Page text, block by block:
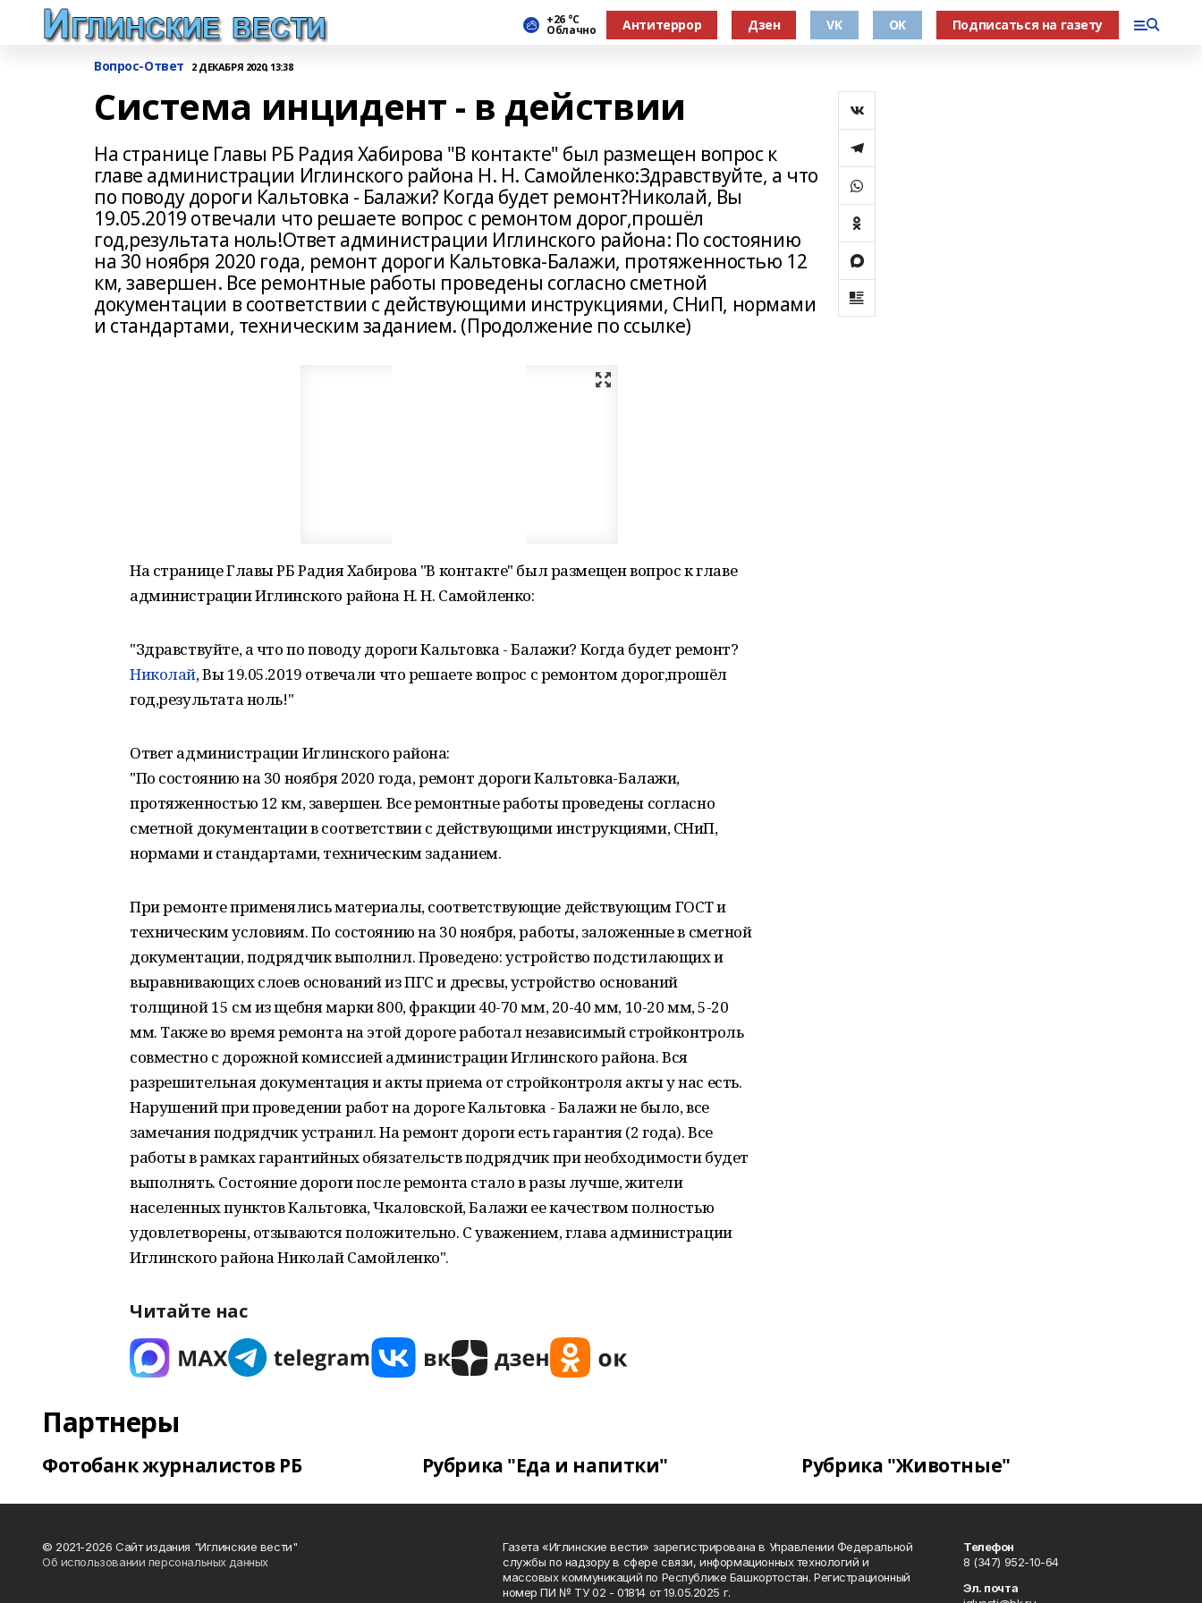
+26 °С
Облачно Антитеррор Дзен VK OK Подписаться на газету
Вопрос-Ответ 2 ДЕКАБРЯ 2020, 13:38
Система инцидент - в действии
На странице Главы РБ Радия Хабирова "В контакте" был размещен вопрос к
главе администрации Иглинского района Н. Н. Самойленко:Здравствуйте, а что
по поводу дороги Кальтовка - Балажи? Когда будет ремонт?Николай, Вы
19.05.2019 отвечали что решаете вопрос с ремонтом дорог,прошёл
год,результата ноль!Ответ администрации Иглинского района: По состоянию
на 30 ноября 2020 года, ремонт дороги Кальтовка-Балажи, протяженностью 12
км, завершен. Все ремонтные работы проведены согласно сметной
документации в соответствии с действующими инструкциями, СНиП, нормами
и стандартами, техническим заданием. (Продолжение по ссылке)
На странице Главы РБ Радия Хабирова "В контакте" был размещен вопрос к главе
администрации Иглинского района Н. Н. Самойленко:
"Здравствуйте, а что по поводу дороги Кальтовка - Балажи? Когда будет ремонт?
Николай, Вы 19.05.2019 отвечали что решаете вопрос с ремонтом дорог,прошёл
год,результата ноль!"
Ответ администрации Иглинского района:
"По состоянию на 30 ноября 2020 года, ремонт дороги Кальтовка-Балажи,
протяженностью 12 км, завершен. Все ремонтные работы проведены согласно
сметной документации в соответствии с действующими инструкциями, СНиП,
нормами и стандартами, техническим заданием.
При ремонте применялись материалы, соответствующие действующим ГОСТ и
техническим условиям. По состоянию на 30 ноября, работы, заложенные в сметной
документации, подрядчик выполнил. Проведено: устройство подстилающих и
выравнивающих слоев оснований из ПГС и дресвы, устройство оснований
толщиной 15 см из щебня марки 800, фракции 40-70 мм, 20-40 мм, 10-20 мм, 5-20
мм. Также во время ремонта на этой дороге работал независимый стройконтроль
совместно с дорожной комиссией администрации Иглинского района. Вся
разрешительная документация и акты приема от стройконтроля акты у нас есть.
Нарушений при проведении работ на дороге Кальтовка - Балажи не было, все
замечания подрядчик устранил. На ремонт дороги есть гарантия (2 года). Все
работы в рамках гарантийных обязательств подрядчик при необходимости будет
выполнять. Состояние дороги после ремонта стало в разы лучше, жители
населенных пунктов Кальтовка, Чкаловской, Балажи ее качеством полностью
удовлетворены, отзываются положительно. С уважением, глава администрации
Иглинского района Николай Самойленко".
Читайте нас
Партнеры
Фотобанк журналистов РБ Рубрика "Еда и напитки" Рубрика "Животные"
© 2021-2026 Сайт издания "Иглинские вести"
Об использовании персональных данных
Газета «Иглинские вести» зарегистрирована в Управлении Федеральной
службы по надзору в сфере связи, информационных технологий и
массовых коммуникаций по Республике Башкортостан. Регистрационный
номер ПИ № ТУ 02 - 01814 от 19.05.2025 г.
Телефон
8 (347) 952-10-64
Эл. почта